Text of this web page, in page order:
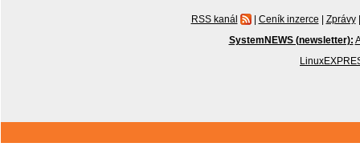
RSS kanál | Ceník inzerce | Zprávy |
SystemNEWS (newsletter):